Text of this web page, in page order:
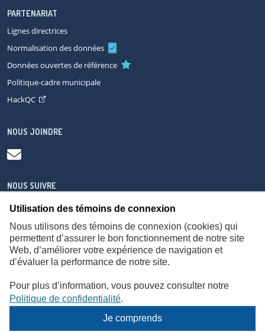
Utilisation des témoins de connexion
Nous utilisons des témoins de connexion (cookies) qui
permettent d’assurer le bon fonctionnement de notre site
Web, d’améliorer votre expérience de navigation et
d’évaluer la performance de notre site.
Pour plus d’information, vous pouvez consulter notre
Politique de confidentialité.
Je comprends
PARTENARIAT
Lignes directrices
Normalisation des données
Données ouvertes de référence
Politique-cadre municipale
HackQC
NOUS JOINDRE
NOUS SUIVRE
À propos Accessibilité Plan du site
Consignes de sécurité
© Gouvernement du Québec,